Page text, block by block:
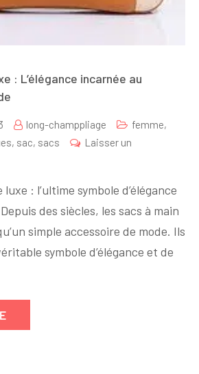
: L’élégance incarnée au
long-champpliage femme,
, sac, sacs
Laisser un
: l’ultime symbole d’élégance
des siècles, les sacs à main
simple accessoire de mode. Ils
symbole d’élégance et de